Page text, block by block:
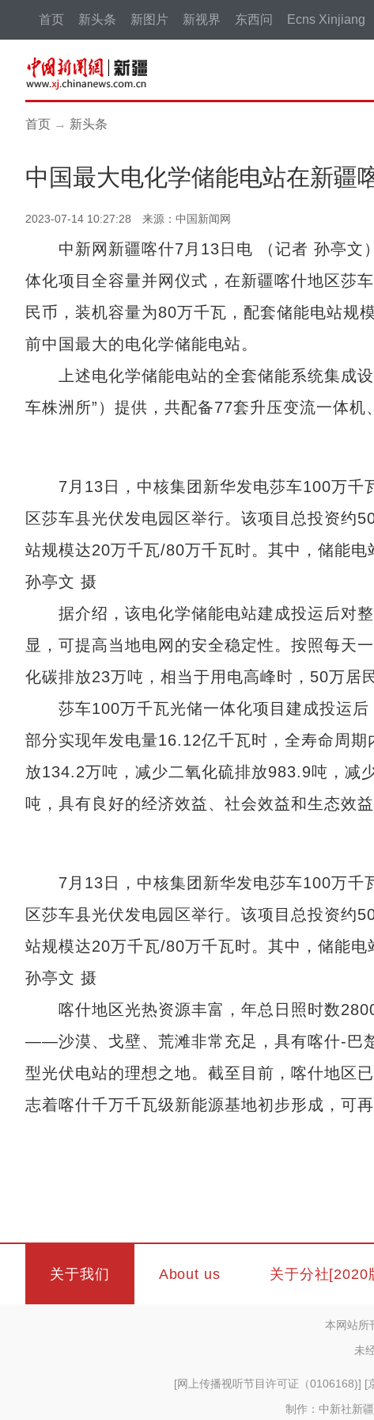
首页 新头条 新图片 新视界 东西问 Ecns Xinjiang
首页 → 新头条
中国最大电化学储能电站在新疆
2023-07-14 10:27:28 来源：中国新闻网
中新网新疆喀什7月13日电 （记者 孙亭文
体化项目全容量并网仪式，在新疆喀什地区莎
民币，装机容量为80万千瓦，配套储能电站规
前中国最大的电化学储能电站。
上述电化学储能电站的全套储能系统集成设
车株洲所”）提供，共配备77套升压变流一体
7月13日，中核集团新华发电莎车100万千
区莎车县光伏发电园区举行。该项目总投资约
站规模达20万千瓦/80万千瓦时。其中，储能
孙亭文 摄
据介绍，该电化学储能电站建成投运后对整
显，可提高当地电网的安全稳定性。按照每天
化碳排放23万吨，相当于用电高峰时，50万居
莎车100万千瓦光储一体化项目建成投运后
部分实现年发电量16.12亿千瓦时，全寿命周
放134.2万吨，减少二氧化硫排放983.9吨，减
吨，具有良好的经济效益、社会效益和生态效益
7月13日，中核集团新华发电莎车100万千
区莎车县光伏发电园区举行。该项目总投资约
站规模达20万千瓦/80万千瓦时。其中，储能
孙亭文 摄
喀什地区光热资源丰富，年总日照时数
——沙漠、戈壁、荒滩非常充足，具有喀什-巴
型光伏电站的理想之地。截至目前，喀什地区
志着喀什千万千瓦级新能源基地初步形成，可
关于我们 About us 关于分社[2020
本网站所
未
[网上传播视听节目许可证（0106168)] [
制作：中新社